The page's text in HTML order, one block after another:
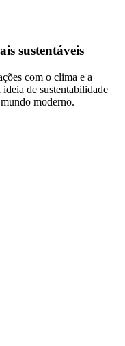
sustentáveis
com o clima e a
ideia de sustentabilidade
moderno.